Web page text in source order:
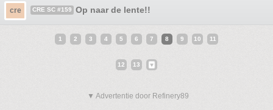
cre CRE SC #159 Op naar de lente!!
1 2 3 4 5 6 7 8 9 10 11
12 13
▼ Advertentie door Refinery89